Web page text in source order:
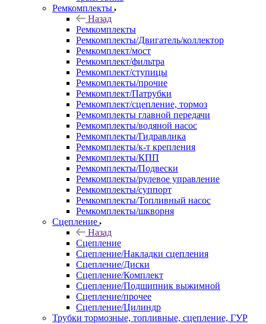
Ремкомплекты
Назад
Ремкомплекты
Ремкомплекты/Двигатель/коллектор
Ремкомплект/мост
Ремкомплект/фильтра
Ремкомплект/ступицы
Ремкомплекты/прочие
Ремкомплект/Патрубки
Ремкомплект/сцепление, тормоз
Ремкомплекты главной передачи
Ремкомплекты/водяной насос
Ремкомплекты/Гидравлика
Ремкомплекты/к-т крепления
Ремкомплекты/КПП
Ремкомплекты/Подвески
Ремкомплекты/рулевое управление
Ремкомплекты/суппорт
Ремкомплекты/Топливный насос
Ремкомплекты/шкворня
Сцепление
Назад
Сцепление
Сцепление/Накладки сцепления
Сцепление/Диски
Сцепление/Комплект
Сцепление/Подшипник выжимной
Сцепление/прочее
Сцепление/Цилиндр
Трубки тормозные, топливные, сцепление, ГУР